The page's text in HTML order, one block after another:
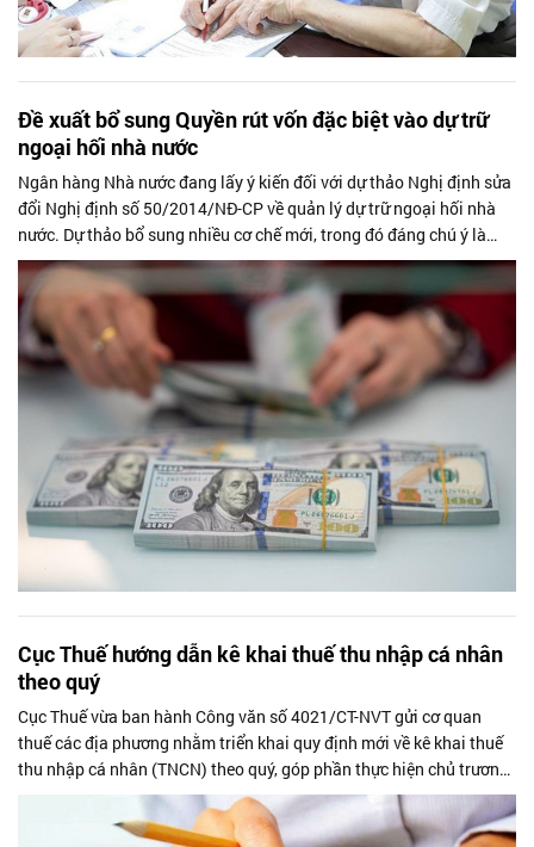
Đề xuất bổ sung Quyền rút vốn đặc biệt vào dự trữ
ngoại hối nhà nước
Ngân hàng Nhà nước đang lấy ý kiến đối với dự thảo Nghị định sửa
đổi Nghị định số 50/2014/NĐ-CP về quản lý dự trữ ngoại hối nhà
nước. Dự thảo bổ sung nhiều cơ chế mới, trong đó đáng chú ý là
việc đưa Quyền...
Cục Thuế hướng dẫn kê khai thuế thu nhập cá nhân
theo quý
Cục Thuế vừa ban hành Công văn số 4021/CT-NVT gửi cơ quan
thuế các địa phương nhằm triển khai quy định mới về kê khai thuế
thu nhập cá nhân (TNCN) theo quý, góp phần thực hiện chủ trương